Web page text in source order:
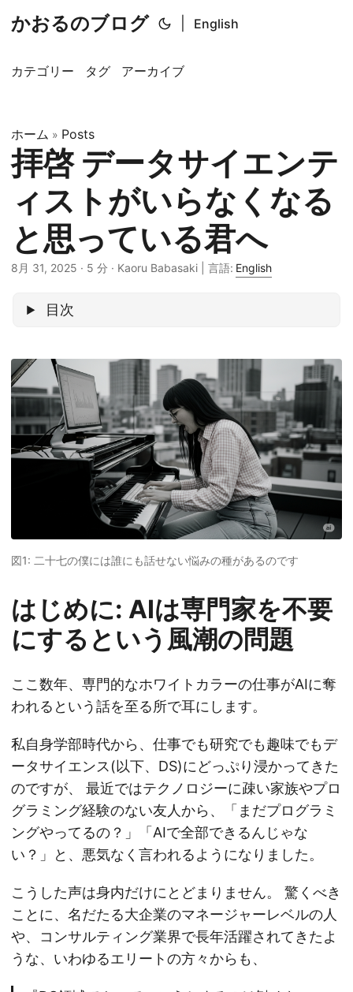
かおるのブログ English
カテゴリー タグ アーカイブ
ホーム » Posts
拝啓 データサイエンテ
ィストがいらなくなる
と思っている君へ
8月 31, 2025 · 5 分 · Kaoru Babasaki | 言語: English
目次
図1: 二十七の僕には誰にも話せない悩みの種があるのです
はじめに: AIは専門家を不要
にするという風潮の問題
ここ数年、専門的なホワイトカラーの仕事がAIに奪
われるという話を至る所で耳にします。
私自身学部時代から、仕事でも研究でも趣味でもデ
ータサイエンス(以下、DS)にどっぷり浸かってきた
のですが、 最近ではテクノロジーに疎い家族やプロ
グラミング経験のない友人から、「まだプログラミ
ングやってるの？」「AIで全部できるんじゃな
い？」と、悪気なく言われるようになりました。
こうした声は身内だけにとどまりません。 驚くべき
ことに、名だたる大企業のマネージャーレベルの人
や、コンサルティング業界で長年活躍されてきたよ
うな、いわゆるエリートの方々からも、